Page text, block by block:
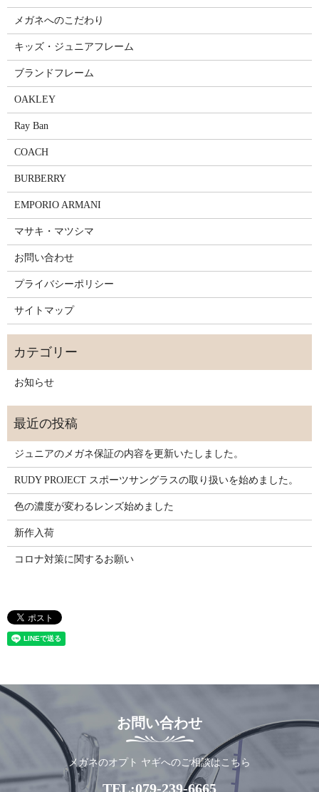
メガネへのこだわり
キッズ・ジュニアフレーム
ブランドフレーム
OAKLEY
Ray Ban
COACH
BURBERRY
EMPORIO ARMANI
マサキ・マツシマ
お問い合わせ
プライバシーポリシー
サイトマップ
お知らせ
ジュニアのメガネ保証の内容を更新いたしました。
RUDY PROJECT スポーツサングラスの取り扱いを始めました。
色の濃度が変わるレンズ始めました
新作入荷
コロナ対策に関するお願い
お問い合わせ
メガネのオプト ヤギへのご相談はこちら
TEL:079-239-6665